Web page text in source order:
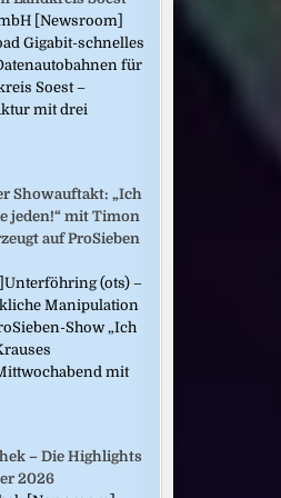
[Newsroom]
Gigabit-schnelles
für
Soest –
mit drei
Showauftakt: „Ich
jeden!“ mit Timon
auf ProSieben
(ots) –
Manipulation
Show „Ich
mit
– Die Highlights
2026